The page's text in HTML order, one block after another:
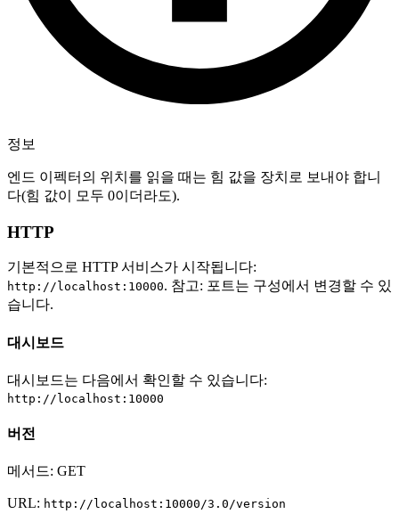
정보
엔드 이펙터의 위치를 읽을 때는 힘 값을 장치로 보내야 합니
다(힘 값이 모두 0이더라도).
HTTP
기본적으로 HTTP 서비스가 시작됩니다:
http://localhost:10000. 참고: 포트는 구성에서 변경할 수 있
습니다.
대시보드
대시보드는 다음에서 확인할 수 있습니다:
http://localhost:10000
버전
메서드: GET
URL: http://localhost:10000/3.0/version